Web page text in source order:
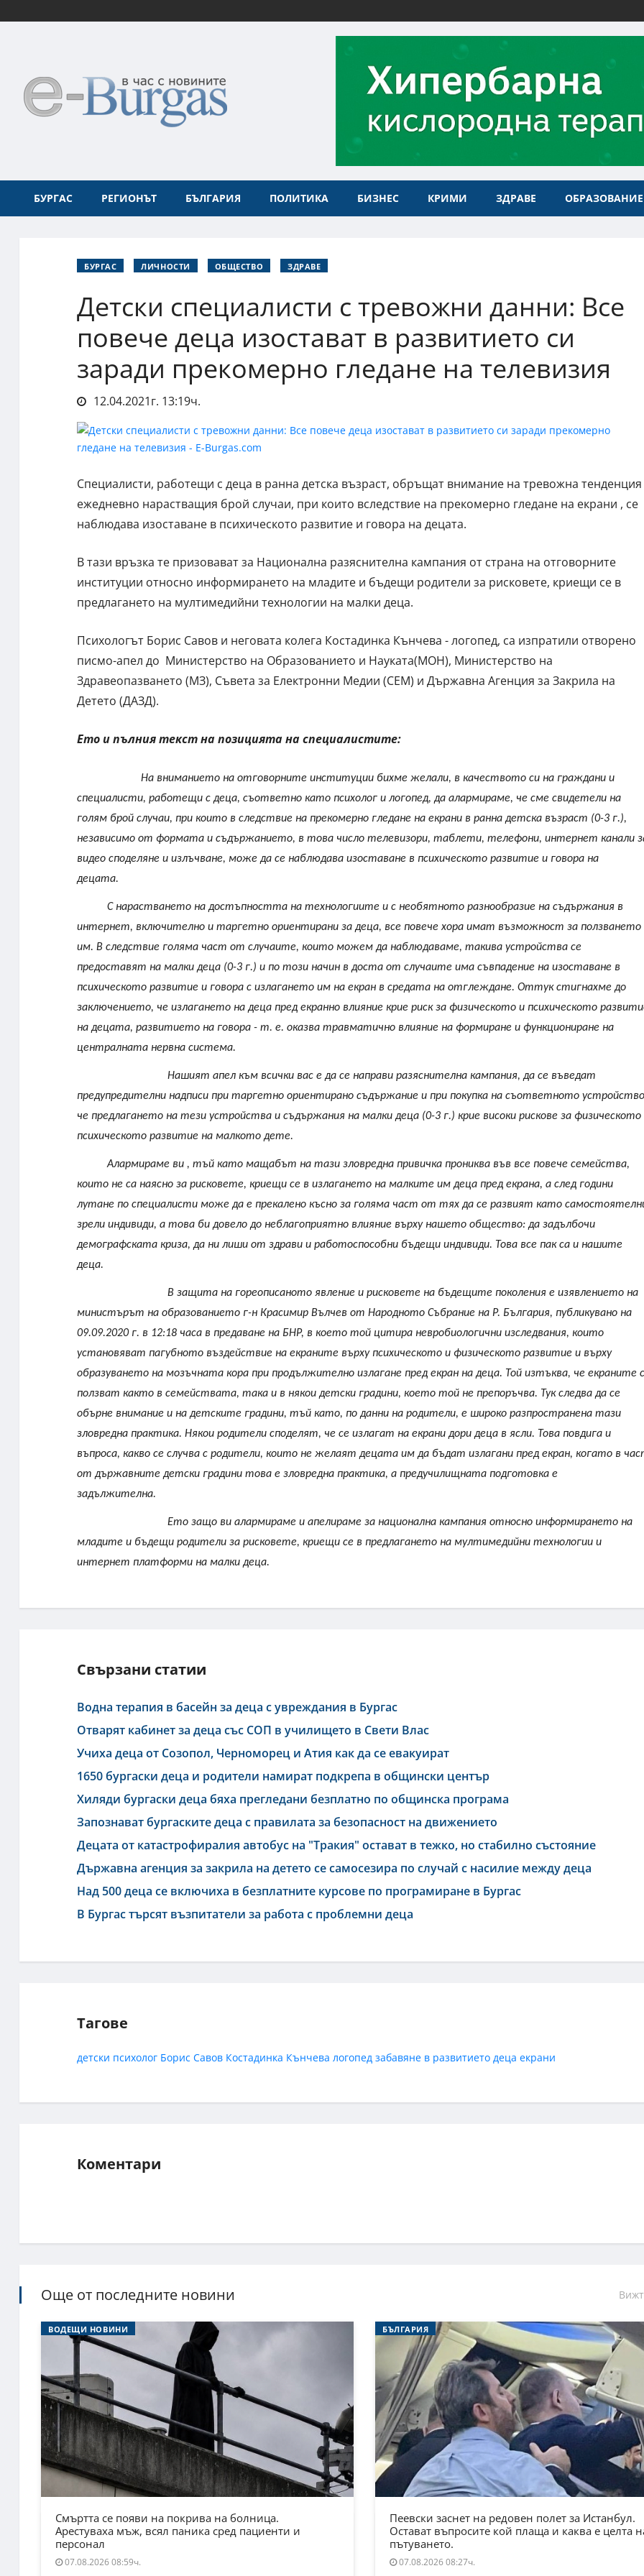
БУРГАС РЕГИОНЪТ БЪЛГАРИЯ ПОЛИТИКА БИЗНЕС КРИМИ ЗДРАВЕ ОБРАЗОВАНИЕ
БУРГАС ЛИЧНОСТИ ОБЩЕСТВО ЗДРАВЕ
Детски специалисти с тревожни данни: Все
повече деца изостават в развитието си
заради прекомерно гледане на телевизия
12.04.2021г. 13:19ч.
Специалисти, работещи с деца в ранна детска възраст, обръщат внимание на тревожна тенденция
ежедневно нарастващия брой случаи, при които вследствие на прекомерно гледане на екрани , се
наблюдава изоставане в психическото развитие и говора на децата.
В тази връзка те призовават за Национална разяснителна кампания от страна на отговорните
институции относно информирането на младите и бъдещи родители за рисковете, криещи се в
предлагането на мултимедийни технологии на малки деца.
Психологът Борис Савов и неговата колега Костадинка Кънчева - логопед, са изпратили отворено
писмо-апел до Министерство на Образованието и Науката(МОН), Министерство на
Здравеопазването (МЗ), Съвета за Електронни Медии (СЕМ) и Държавна Агенция за Закрила на
Детето (ДАЗД).
Ето и пълния текст на позицията на специалистите:
На вниманието на отговорните институции бихме желали, в качеството си на граждани и
специалисти, работещи с деца, съответно като психолог и логопед, да алармираме, че сме свидетели на
голям брой случаи, при които в следствие на прекомерно гледане на екрани в ранна детска възраст (0-3 г.),
независимо от формата и съдържанието, в това число телевизори, таблети, телефони, интернет канали
видео споделяне и излъчване, може да се наблюдава изоставане в психическото развитие и говора на
децата.
С нарастването на достъпността на технологиите и с необятното разнообразие на съдържания в
интернет, включително и таргетно ориентирани за деца, все повече хора имат възможност за ползването
им. В следствие голяма част от случаите, които можем да наблюдаваме, такива устройства се
предоставят на малки деца (0-3 г.) и по този начин в доста от случаите има съвпадение на изоставане в
психическото развитие и говора с излагането им на екран в средата на отглеждане. Оттук стигнахме до
заключението, че излагането на деца пред екранно влияние крие риск за физическото и психическото
на децата, развитието на говора - т. е. оказва травматично влияние на формиране и функциониране на
централната нервна система.
Нашият апел към всички вас е да се направи разяснителна кампания, да се въведат
предупредителни надписи при таргетно ориентирано съдържание и при покупка на съответното
че предлагането на тези устройства и съдържания на малки деца (0-3 г.) крие високи рискове за физическото
психическото развитие на малкото дете.
Алармираме ви , тъй като мащабът на тази зловредна привичка прониква във все повече семейства,
които не са наясно за рисковете, криещи се в излагането на малките им деца пред екрана, а след години
лутане по специалисти може да е прекалено късно за голяма част от тях да се развият като
зрели индивиди, а това би довело до неблагоприятно влияние върху нашето общество: да задълбочи
демографската криза, да ни лиши от здрави и работоспособни бъдещи индивиди. Това все пак са и нашите
деца.
В защита на гореописаното явление и рисковете на бъдещите поколения е изявлението на
министърът на образованието г-н Красимир Вълчев от Народното Събрание на Р. България, публикувано на
09.09.2020 г. в 12:18 часа в предаване на БНР, в което той цитира невробиологични изследвания, които
установяват пагубното въздействие на екраните върху психическото и физическото развитие и върху
образуването на мозъчната кора при продължително излагане пред екран на деца. Той изтъква, че екраните
ползват както в семействата, така и в някои детски градини, което той не препоръчва. Тук следва да се
обърне внимание и на детските градини, тъй като, по данни на родители, е широко разпространена тази
зловредна практика. Някои родители споделят, че се излагат на екрани дори деца в ясли. Това повдига и
въпроса, какво се случва с родители, които не желаят децата им да бъдат излагани пред екран, когато в
от държавните детски градини това е зловредна практика, а предучилищната подготовка е
задължителна.
Ето защо ви алармираме и апелираме за национална кампания относно информирането на
младите и бъдещи родители за рисковете, криещи се в предлагането на мултимедийни технологии и
интернет платформи на малки деца.
Свързани статии
Водна терапия в басейн за деца с увреждания в Бургас
Отварят кабинет за деца със СОП в училището в Свети Влас
Учиха деца от Созопол, Черноморец и Атия как да се евакуират
1650 бургаски деца и родители намират подкрепа в общински център
Хиляди бургаски деца бяха прегледани безплатно по общинска програма
Запознават бургаските деца с правилата за безопасност на движението
Децата от катастрофиралия автобус на "Тракия" остават в тежко, но стабилно състояние
Държавна агенция за закрила на детето се самосезира по случай с насилие между деца
Над 500 деца се включиха в безплатните курсове по програмиране в Бургас
В Бургас търсят възпитатели за работа с проблемни деца
Тагове
детски психолог Борис Савов Костадинка Кънчева логопед забавяне в развитието деца екрани
Коментари
Още от последните новини
ВОДЕЩИ НОВИНИ
Смъртта се появи на покрива на болница.
Арестуваха мъж, всял паника сред пациенти и
персонал
07.08.2026 08:59ч.
БЪЛГАРИЯ
Пеевски заснет на редовен полет за Истанбул.
Остават въпросите кой плаща и каква е целта
пътуването.
07.08.2026 08:27ч.